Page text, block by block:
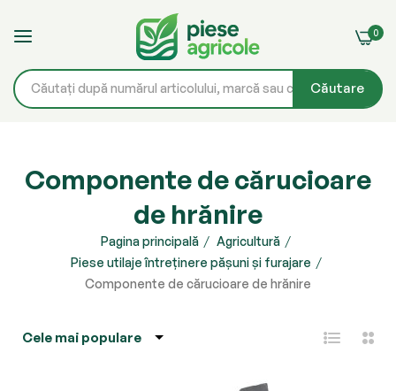
Căutare
0
Conținut
Componente de cărucioare
de hrănire
Pagina principală
Agricultură
Piese utilaje întreținere pășuni și furajare
Componente de cărucioare de hrănire